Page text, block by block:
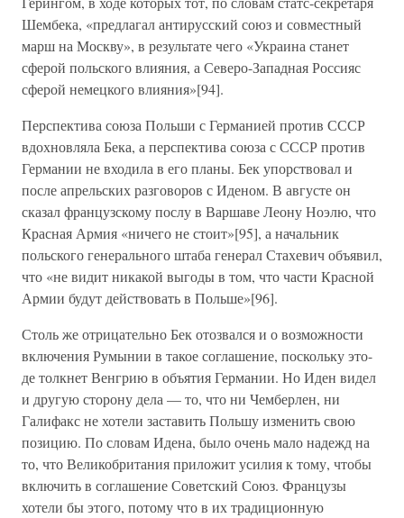
Шембека, «предлагал антирусский союз и совместный
марш на Москву», в результате чего «Украина станет
сферой польского влияния, а Северо-Западная Россияс
сферой немецкого влияния»[94].
Перспектива союза Польши с Германией против СССР
вдохновляла Бека, а перспектива союза с СССР против
Германии не входила в его планы. Бек упорствовал и
после апрельских разговоров с Иденом. В августе он
сказал французскому послу в Варшаве Леону Ноэлю, что
Красная Армия «ничего не стоит»[95], а начальник
польского генерального штаба генерал Стахевич объявил,
что «не видит никакой выгоды в том, что части Красной
Армии будут действовать в Польше»[96].
Столь же отрицательно Бек отозвался и о возможности
включения Румынии в такое соглашение, поскольку это-
де толкнет Венгрию в объятия Германии. Но Иден видел
и другую сторону дела — то, что ни Чемберлен, ни
Галифакс не хотели заставить Польшу изменить свою
позицию. По словам Идена, было очень мало надежд на
то, что Великобритания приложит усилия к тому, чтобы
включить в соглашение Советский Союз. Французы
хотели бы этого, потому что в их традиционную